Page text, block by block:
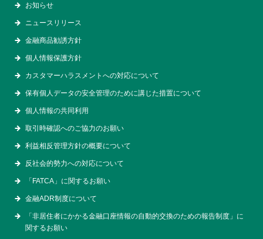
お知らせ
ニュースリリース
金融商品勧誘方針
個人情報保護方針
カスタマーハラスメントへの対応について
保有個人データの安全管理のために講じた措置について
個人情報の共同利用
取引時確認へのご協力のお願い
利益相反管理方針の概要について
反社会的勢力への対応について
「FATCA」に関するお願い
金融ADR制度について
「非居住者にかかる金融口座情報の自動的交換のための報告制度」に
関するお願い